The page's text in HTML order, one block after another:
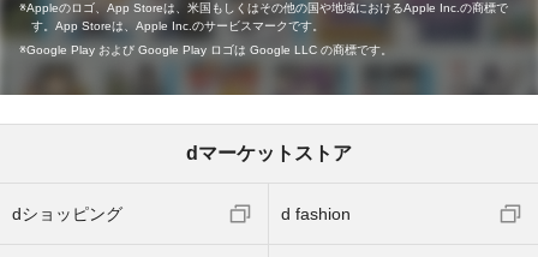
Appleのロゴ、App Storeは、米国もしくはその他の国や地域におけるApple Inc.の商標で
す。App Storeは、Apple Inc.のサービスマークです。
Google Play および Google Play ロゴは Google LLC の商標です。
dマーケットストア
dショッピング d fashion